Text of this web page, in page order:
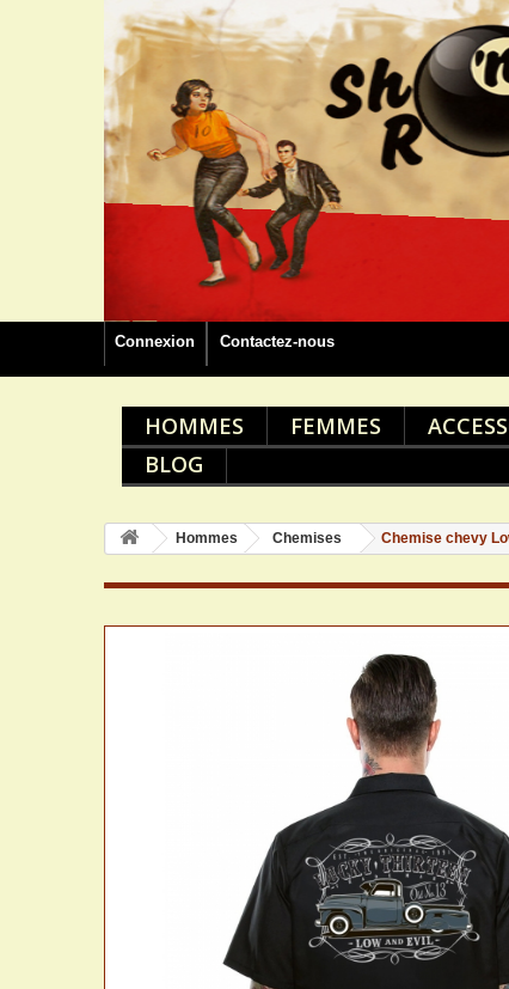
Connexion Contactez-nous
HOMMES FEMMES
BLOG
Hommes Chemises Chemise chevy